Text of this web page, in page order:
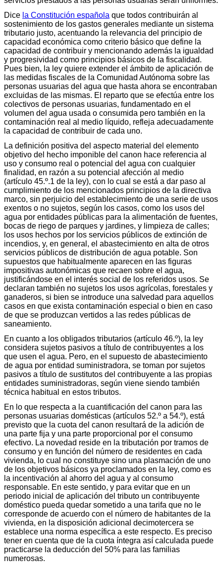
Dice la Constitución española que todos contribuirán al
sostenimiento de los gastos generales mediante un sistema
tributario justo, acentuando la relevancia del principio de
capacidad económica como criterio básico que define la
capacidad de contribuir y mencionando además la igualdad
y progresividad como principios básicos de la fiscalidad.
Pues bien, la ley quiere extender el ámbito de aplicación de
las medidas fiscales de la Comunidad Autónoma sobre las
personas usuarias del agua que hasta ahora se encontraban
excluidas de las mismas. El reparto que se efectúa entre los
colectivos de personas usuarias, fundamentado en el
volumen del agua usada o consumida pero también en la
contaminación real al medio líquido, refleja adecuadamente
la capacidad de contribuir de cada uno.
La definición positiva del aspecto material del elemento
objetivo del hecho imponible del canon hace referencia al
uso y consumo real o potencial del agua con cualquier
finalidad, en razón a su potencial afección al medio
(artículo 45.º.1 de la ley), con lo cual se está a dar paso al
cumplimiento de los mencionados principios de la directiva
marco, sin perjuicio del establecimiento de una serie de usos
exentos o no sujetos, según los casos, como los usos del
agua por entidades públicas para la alimentación de fuentes,
bocas de riego de parques y jardines, y limpieza de calles;
los usos hechos por los servicios públicos de extinción de
incendios, y, en general, el abastecimiento en alta de otros
servicios públicos de distribución de agua potable. Son
supuestos que habitualmente aparecen en las figuras
impositivas autonómicas que recaen sobre el agua,
justificándose en el interés social de los referidos usos. Se
declaran también no sujetos los usos agrícolas, forestales y
ganaderos, si bien se introduce una salvedad para aquellos
casos en que exista contaminación especial o bien en caso
de que se produzcan vertidos a las redes públicas de
saneamiento.
En cuanto a los obligados tributarios (artículo 46.º), la ley
considera sujetos pasivos a título de contribuyentes a los
que usen el agua. Pero, en el supuesto de abastecimiento
de agua por entidad suministradora, se toman por sujetos
pasivos a título de sustitutos del contribuyente a las propias
entidades suministradoras, según viene siendo también
técnica habitual en estos tributos.
En lo que respecta a la cuantificación del canon para las
personas usuarias domésticas (artículos 52.º a 54.º), está
previsto que la cuota del canon resultará de la adición de
una parte fija y una parte proporcional por el consumo
efectivo. La novedad reside en la tributación por tramos de
consumo y en función del número de residentes en cada
vivienda, lo cual no constituye sino una plasmación de uno
de los objetivos básicos ya proclamados en la ley, como es
la incentivación al ahorro del agua y al consumo
responsable. En este sentido, y para evitar que en un
periodo inicial de aplicación del tributo un contribuyente
doméstico pueda quedar sometido a una tarifa que no le
corresponde de acuerdo con el número de habitantes de la
vivienda, en la disposición adicional decimotercera se
establece una norma específica a este respecto. Es preciso
tener en cuenta que de la cuota íntegra así calculada puede
practicarse la deducción del 50% para las familias
numerosas.